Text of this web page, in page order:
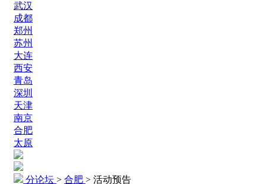
武汉
成都
郑州
苏州
大连
西安
青岛
深圳
天津
南京
合肥
太原
分论坛 > 合肥 > 活动预告